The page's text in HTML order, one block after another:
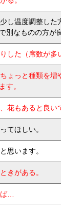
し温度調整した
別なものの方が
した（席数が多
ょっと種類を増
す。
花もあると良い
てほしい。
思います。
きがある。
…